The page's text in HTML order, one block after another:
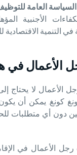
السياسة العامة
الأجنبية
التنمية الاقتصادية
الأعمال في
الأعمال لا يحتاج
كونغ. يمكن أن
دون أي متطلبات
الأعمال في